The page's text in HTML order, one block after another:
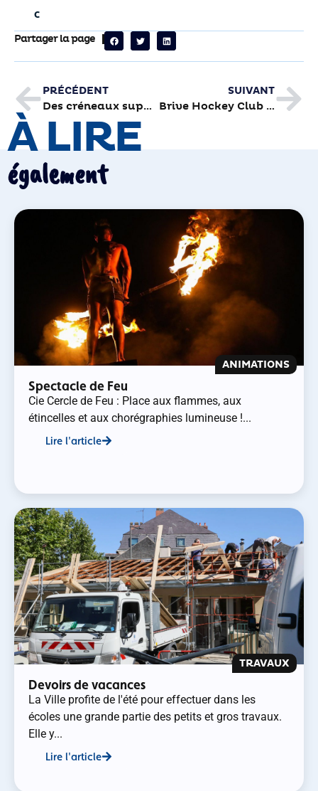
Partager la page
PRÉCÉDENT
Des créneaux supplémentaires pour les demandes de cartes d’identité et passeports
SUIVANT
Brive Hockey Club : « Le hockey loisir c’est fini ! »
À LIRE
également
ANIMATIONS
Spectacle de Feu
Cie Cercle de Feu : Place aux flammes, aux
étincelles et aux chorégraphies lumineuse !...
Lire l'article
TRAVAUX
Devoirs de vacances
La Ville profite de l'été pour effectuer dans les
écoles une grande partie des petits et gros travaux.
Elle y...
Lire l'article